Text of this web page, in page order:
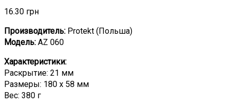
16.30 грн
Производитель: Protekt (Польша)
Модель: AZ 060
Характеристики:
Раскрытие: 21 мм
Размеры: 180 х 58 мм
Вес: 380 г